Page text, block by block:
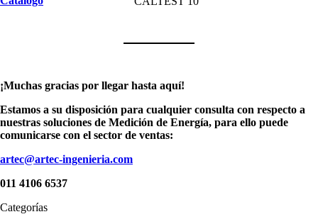
¡Muchas gracias por llegar hasta aquí!
Estamos a su disposición para cualquier consulta con respecto a
nuestras soluciones de Medición de Energía, para ello puede
comunicarse con el sector de ventas:
artec@artec-ingenieria.com
011 4106 6537
Categorías